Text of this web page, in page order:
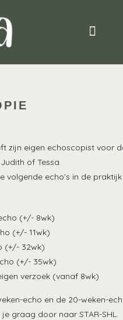
zijn eigen echoscopist voor
of Tessa.
volgende echo’s in de praktijk
(+/- 8wk)
(+/- 11wk)
(+/- 32wk)
(+/- 35wk)
verzoek (vanaf 8wk)
echo en de 20-weken-
graag door naar STAR-SHL.